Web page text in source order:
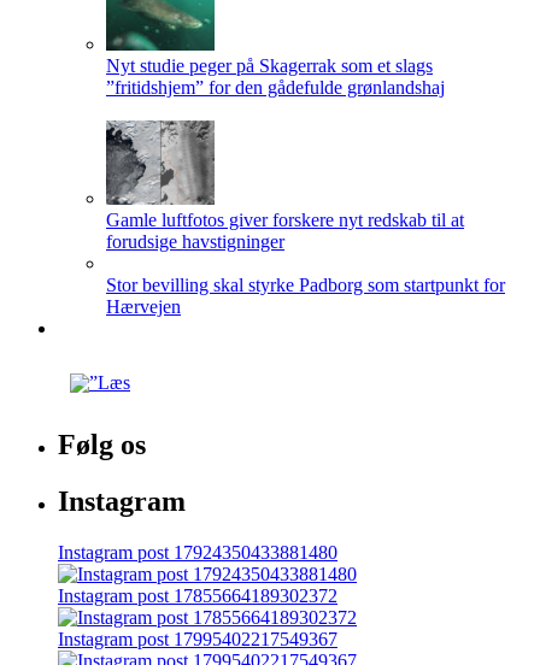
Nyt studie peger på Skagerrak som et slags
”fritidshjem” for den gådefulde grønlandshaj
Gamle luftfotos giver forskere nyt redskab til at
forudsige havstigninger
Stor bevilling skal styrke Padborg som startpunkt for
Hærvejen
Følg os
Instagram
Instagram post 17924350433881480
Instagram post 17855664189302372
Instagram post 17995402217549367